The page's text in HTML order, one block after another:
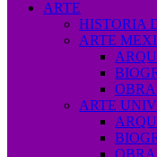
ARTE
HISTORIA
ARTE
ARTE